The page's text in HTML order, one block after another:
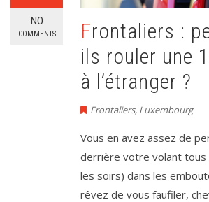
NO
COMMENTS
Frontaliers : peuvent-
ils rouler une
à l’étranger ?
Frontaliers, Luxembourg
Vous en avez assez de
derrière votre volant tous
les soirs) dans les
rêvez de vous faufiler,